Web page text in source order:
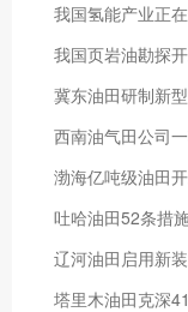
我国氢能产业正
我国页岩油勘探
冀东油田研制新
西南油气田公司
渤海亿吨级油田
吐哈油田52条措
辽河油田启用新
塔里木油田克深